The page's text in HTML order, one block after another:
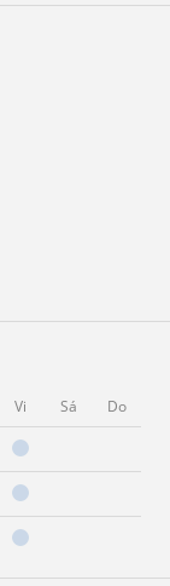
Vi Sá Do